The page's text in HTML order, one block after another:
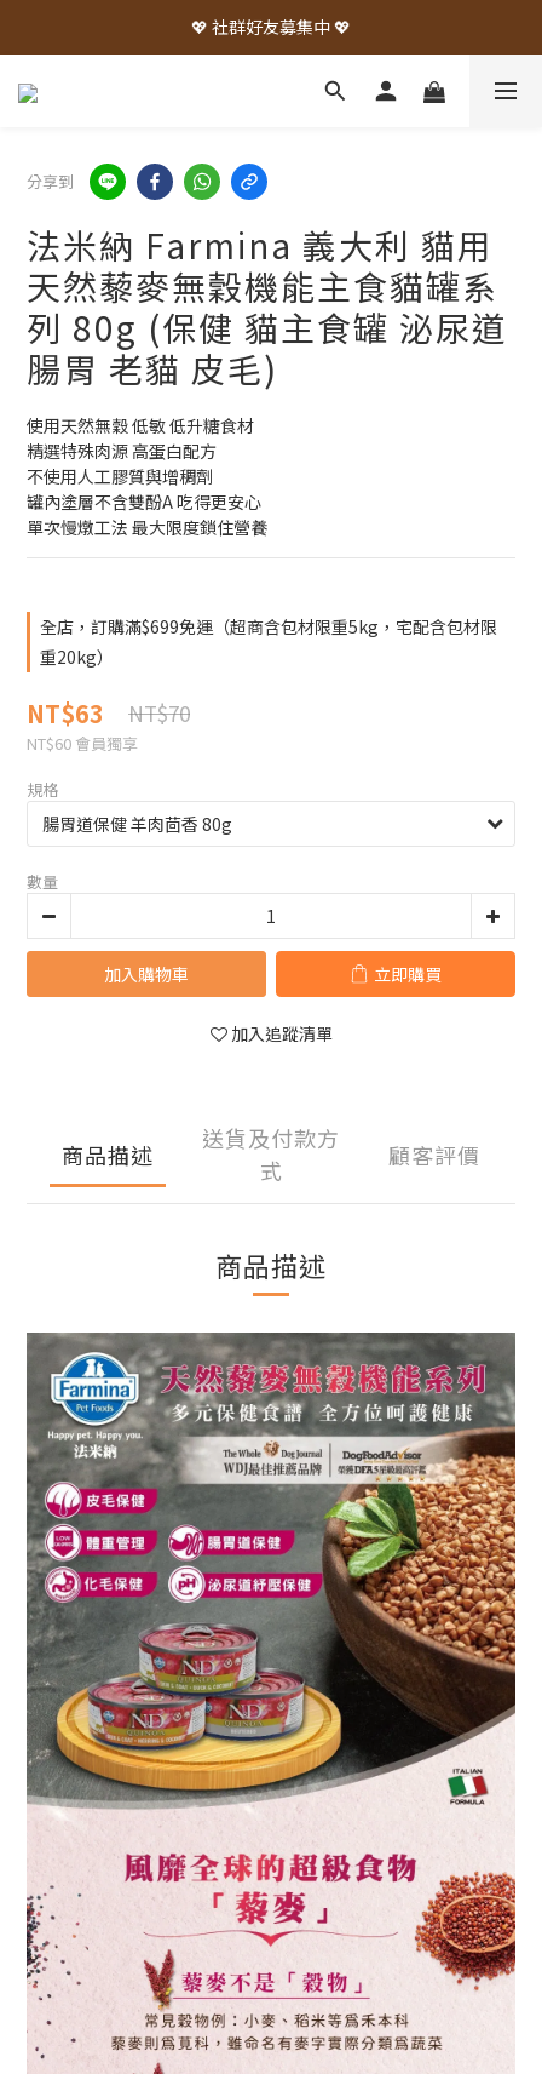
💖 社群好友募集中 💖
分享到
法米納 Farmina 義大利 貓用
天然藜麥無穀機能主食貓罐系
列 80g (保健 貓主食罐 泌尿道
腸胃 老貓 皮毛)
使用天然無穀 低敏 低升糖食材
精選特殊肉源 高蛋白配方
不使用人工膠質與增稠劑
罐內塗層不含雙酚A 吃得更安心
單次慢燉工法 最大限度鎖住營養
全店，訂購滿$699免運（超商含包材限重5kg，宅配含包材限
重20kg）
NT$63 NT$70
NT$60 會員獨享
規格
數量
加入購物車 立即購買
加入追蹤清單
商品描述
送貨及付款方
式
顧客評價
商品描述